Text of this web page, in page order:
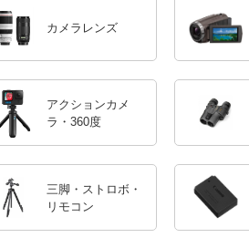
カメラレンズ
アクションカメ
ラ・360度
三脚・ストロボ・
リモコン